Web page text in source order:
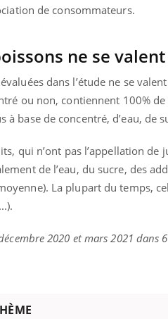
de consommateurs.
ne se
dans l’étude ne se
ou non, contiennent 100%
à base de concentré, d’eau, de
qui n’ont pas l’appellation
de l’eau, du sucre, des
La plupart du temps,
2020 et mars 2021